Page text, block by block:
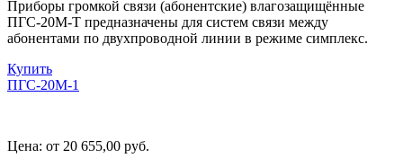
Приборы громкой связи (абонентские) влагозащищённые
ПГС-20М-Т предназначены для систем связи между
абонентами по двухпроводной линии в режиме симплекс.
Купить
ПГС-20М-1
Цена: от 20 655,00 руб.